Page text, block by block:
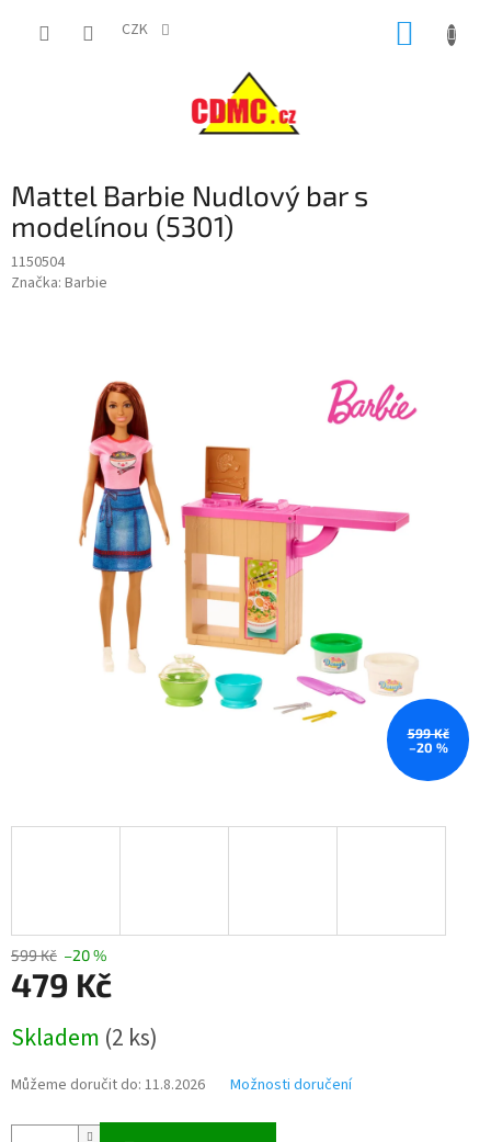
CZK
Mattel Barbie Nudlový bar s
modelínou (5301)
1150504
Značka: Barbie
599 Kč
–20 %
599 Kč –20 %
479 Kč
cena:
Skladem (2 ks)
Můžeme doručit do: 11.8.2026 Možnosti doručení